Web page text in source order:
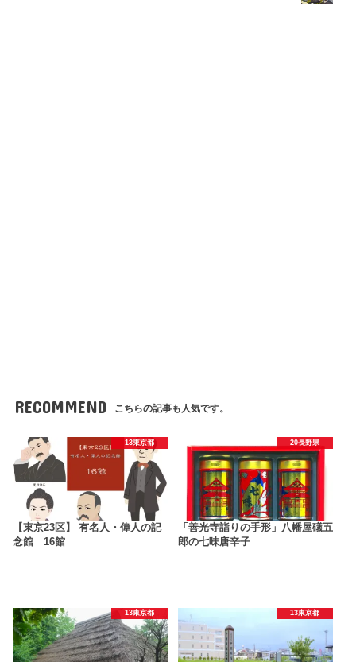
RECOMMEND こちらの記事も人気です。
13東京都
【東京23区】 有名人・偉人の記
念館 16館
20長野県
「善光寺詣りの手形」八幡屋礒五
郎の七味唐辛子
13東京都 13東京都